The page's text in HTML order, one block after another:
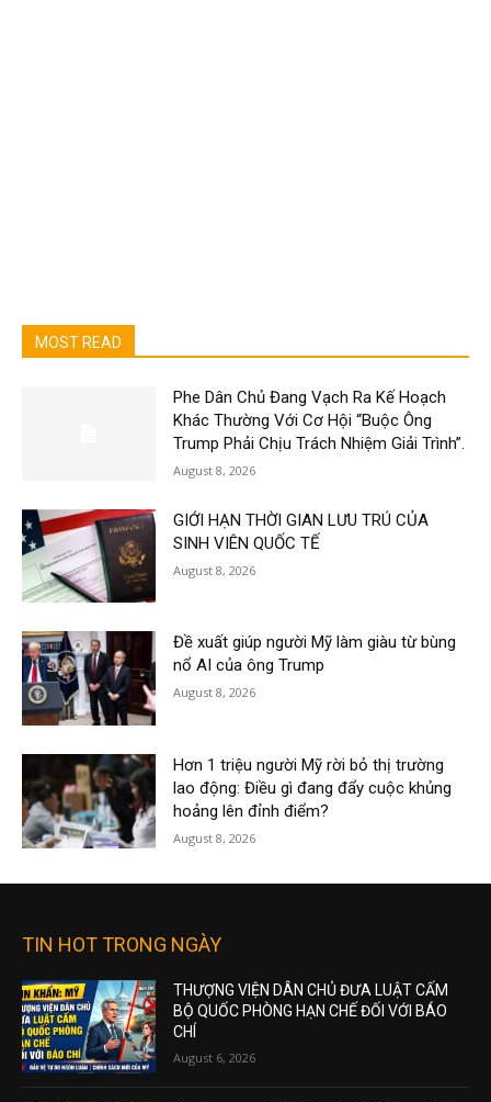
MOST READ
Phe Dân Chủ Đang Vạch Ra Kế Hoạch
Khác Thường Với Cơ Hội “Buộc Ông
Trump Phải Chịu Trách Nhiệm Giải Trình”.
August 8, 2026
GIỚI HẠN THỜI GIAN LƯU TRÚ CỦA
SINH VIÊN QUỐC TẾ
August 8, 2026
Đề xuất giúp người Mỹ làm giàu từ bùng
nổ AI của ông Trump
August 8, 2026
Hơn 1 triệu người Mỹ rời bỏ thị trường
lao động: Điều gì đang đẩy cuộc khủng
hoảng lên đỉnh điểm?
August 8, 2026
TIN HOT TRONG NGÀY
THƯỢNG VIỆN DÂN CHỦ ĐƯA LUẬT CẤM
BỘ QUỐC PHÒNG HẠN CHẾ ĐỐI VỚI BÁO
CHÍ
August 6, 2026